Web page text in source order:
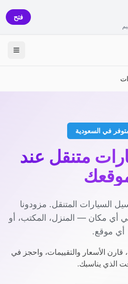
فتح
في السعودية
متنقل عند
السيارات المتنقل. مزودونا
أي مكان — المنزل، المكتب، أو
أي موقع.
الأسعار والتقييمات، واحجز في
الذي يناسبك.